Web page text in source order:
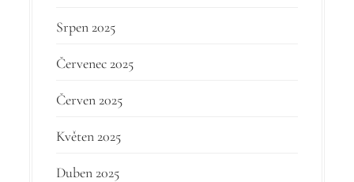
Srpen 2025
Červenec 2025
Červen 2025
Květen 2025
Duben 2025